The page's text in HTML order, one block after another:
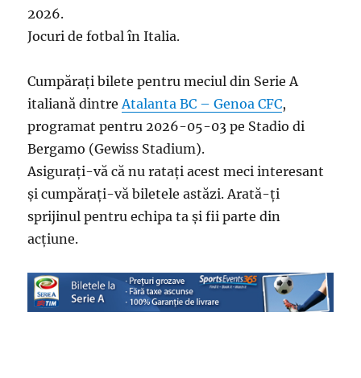
2026.
Jocuri de fotbal în Italia.
Cumpărați bilete pentru meciul din Serie A
italiană dintreAtalanta BC – Genoa CFC,
programat pentru 2026-05-03 pe Stadio di
Bergamo (Gewiss Stadium).
Asigurați-vă că nu ratați acest meci interesant
și cumpărați-vă biletele astăzi. Arată-ți
sprijinul pentru echipa ta și fii parte din
acțiune.